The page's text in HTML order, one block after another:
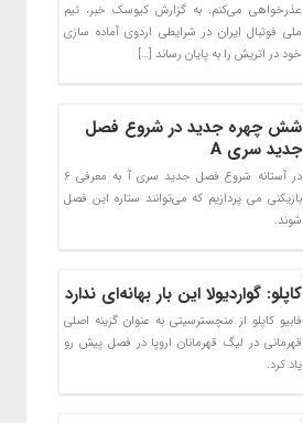
عذرخواهی می‌کنم. به گزارش کیوسک خبر، تیم
ملی فوتبال ایران در شرایطی اردوی آماده سازی
خود در اتریش را به پایان رساند […]
شش چهره جدید در شروع فصل
جدید سری A
در آستانه شروع فصل جدید سری آ به معرفی ۶
بازیکنی می پردازیم که می‌توانند ستاره این فصل
شوند.
کاپلو: گواردیولا این بار بهانه‌ای ندارد
فابیو کاپلو از منچسترسیتی به عنوان گزینه اصلی
قهرمانی در لیگ قهرمانان اروپا در فصل پیش رو
یاد کرد.